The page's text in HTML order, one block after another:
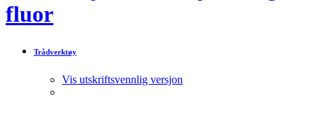
fluor
Trådverktøy
Vis utskriftsvennlig versjon